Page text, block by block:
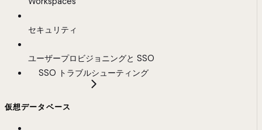
セキュリティ
ユーザープロビジョニングと SSO
SSO トラブルシューティング
仮想データベース